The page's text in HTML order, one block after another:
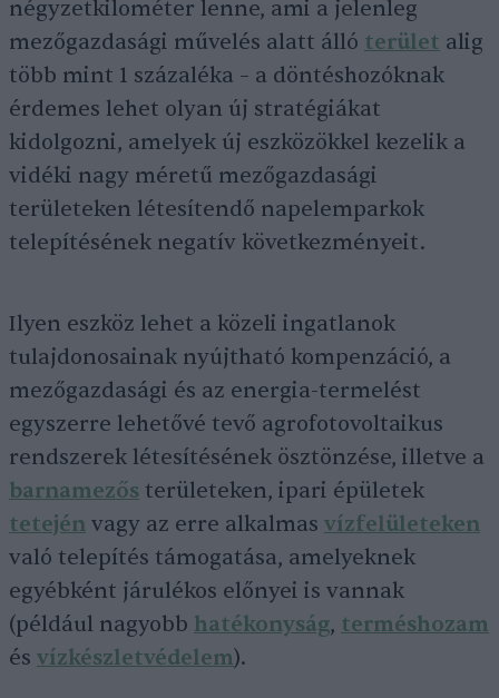
négyzetkilométer lenne, ami a jelenleg
mezőgazdasági művelés alatt álló terület alig
több mint 1 százaléka – a döntéshozóknak
érdemes lehet olyan új stratégiákat
kidolgozni, amelyek új eszközökkel kezelik a
vidéki nagy méretű mezőgazdasági
területeken létesítendő napelemparkok
telepítésének negatív következményeit.
Ilyen eszköz lehet a közeli ingatlanok
tulajdonosainak nyújtható kompenzáció, a
mezőgazdasági és az energia-termelést
egyszerre lehetővé tevő agrofotovoltaikus
rendszerek létesítésének ösztönzése, illetve a
barnamezős területeken, ipari épületek
tetején vagy az erre alkalmas vízfelületeken
való telepítés támogatása, amelyeknek
egyébként járulékos előnyei is vannak
(például nagyobb hatékonyság, terméshozam
és vízkészletvédelem).